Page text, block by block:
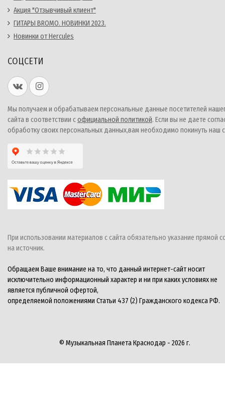
Акция "Отзывчивый клиент"
ГИТАРЫ BROMO. НОВИНКИ 2023.
Новинки от Hercules
СОЦСЕТИ
Мы получаем и обрабатываем персональные данные посетителей
сайта в соответствии софициальной политикой. Если вы не даете
обработку своих персональных данных,вам необходимо покинуть наш
При использовании материалов с сайта обязательно указание прямой
на источник.
Обращаем Ваше внимание на то, что данный интернет-сайт носит
исключительно информационный характер и ни при каких условиях не
является публичной офертой,
определяемой положениями Статьи 437 (2) Гражданского кодекса РФ.
© Музыкальная Планета Краснодар - 2026 г.